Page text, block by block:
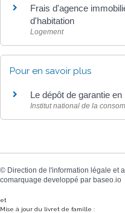
Frais d'agence
d'habitation
Logement
Pour en savoir plus
Le dépôt de garantie
Institut national de la
© Direction de l'information légale et
comarquage developpé par baseo.io
et
Mise à jour du livret de famille :